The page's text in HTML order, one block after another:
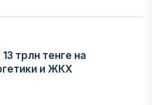
трлн тенге на
и ЖКХ